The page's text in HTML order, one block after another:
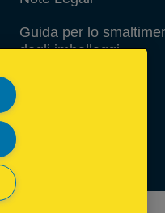
Guida per lo
degli imballaggi